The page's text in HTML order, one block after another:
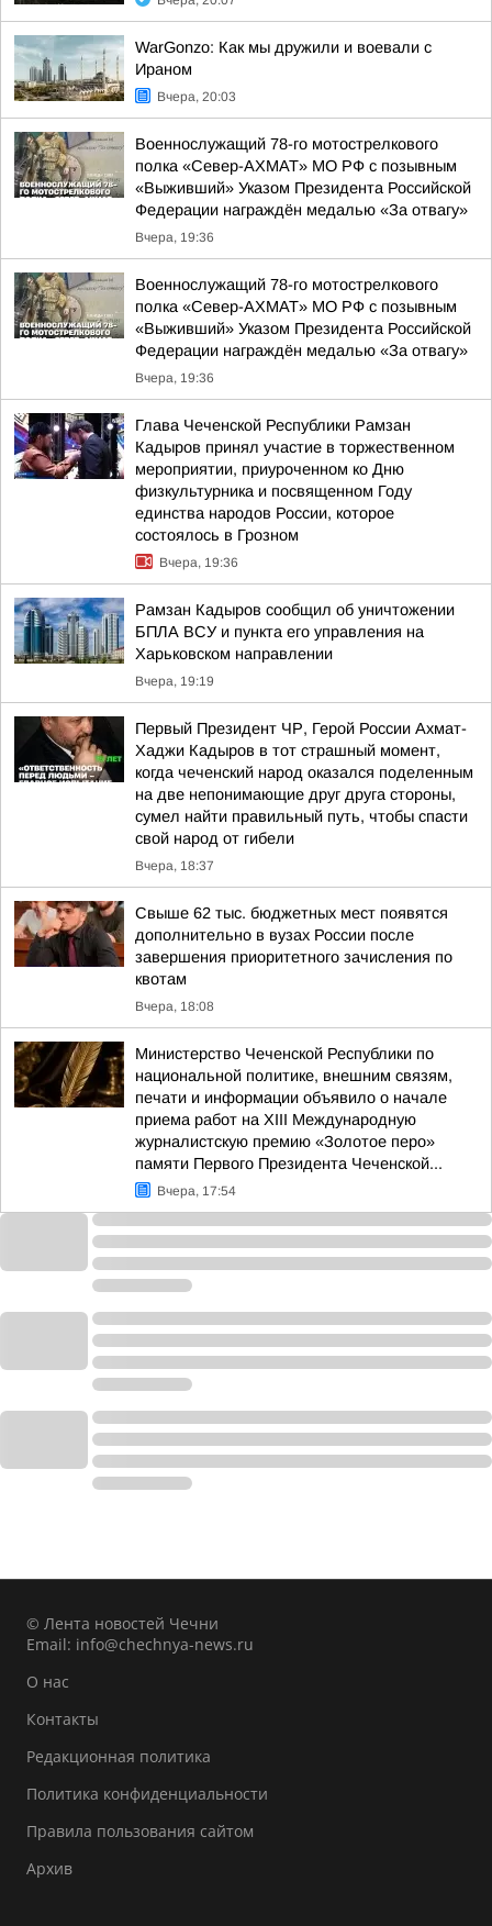
WarGonzo: Как мы дружили и воевали с
Ираном
Вчера, 20:03
Военнослужащий 78-го мотострелкового
полка «Север-АХМАТ» МО РФ с позывным
«Выживший» Указом Президента Российской
Федерации награждён медалью «За отвагу»
Вчера, 19:36
Военнослужащий 78-го мотострелкового
полка «Север-АХМАТ» МО РФ с позывным
«Выживший» Указом Президента Российской
Федерации награждён медалью «За отвагу»
Вчера, 19:36
Глава Чеченской Республики Рамзан
Кадыров принял участие в торжественном
мероприятии, приуроченном ко Дню
физкультурника и посвященном Году
единства народов России, которое
состоялось в Грозном
Вчера, 19:36
Рамзан Кадыров сообщил об уничтожении
БПЛА ВСУ и пункта его управления на
Харьковском направлении
Вчера, 19:19
Первый Президент ЧР, Герой России Ахмат-
Хаджи Кадыров в тот страшный момент,
когда чеченский народ оказался поделенным
на две непонимающие друг друга стороны,
сумел найти правильный путь, чтобы спасти
свой народ от гибели
Вчера, 18:37
Свыше 62 тыс. бюджетных мест появятся
дополнительно в вузах России после
завершения приоритетного зачисления по
квотам
Вчера, 18:08
Министерство Чеченской Республики по
национальной политике, внешним связям,
печати и информации объявило о начале
приема работ на XIII Международную
журналистскую премию «Золотое перо»
памяти Первого Президента Чеченской...
Вчера, 17:54
© Лента новостей Чечни
Email: info@chechnya-news.ru
О нас
Контакты
Редакционная политика
Политика конфиденциальности
Правила пользования сайтом
Архив